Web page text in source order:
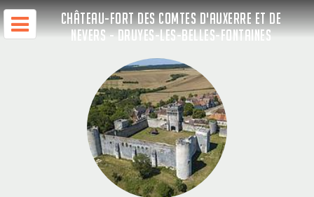
CHÂTEAU-FORT DES COMTES D'AUXERRE ET DE
NEVERS - DRUYES-LES-BELLES-FONTAINES